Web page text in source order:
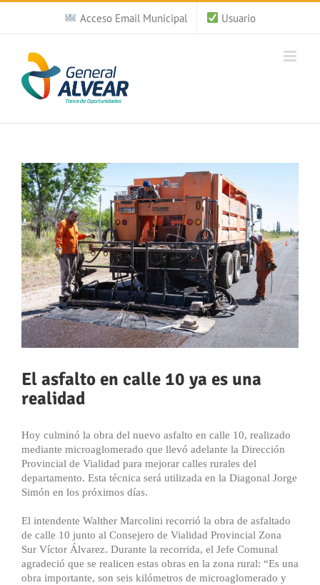
Saltar
contenido
Acceso Email Municipal Usuario
Ver
imagen
más
grande
El asfalto en calle 10 ya es una
realidad
Hoy culminó la obra del nuevo asfalto en calle 10, realizado
mediante microaglomerado que llevó adelante la Dirección
Provincial de Vialidad para mejorar calles rurales del
departamento. Esta técnica será utilizada en la Diagonal Jorge
Simón en los próximos días.
El intendente Walther Marcolini recorrió la obra de asfaltado
de calle 10 junto al Consejero de Vialidad Provincial Zona
Sur Víctor Álvarez. Durante la recorrida, el Jefe Comunal
agradeció que se realicen estas obras en la zona rural: “Es una
obra importante, son seis kilómetros de microaglomerado y